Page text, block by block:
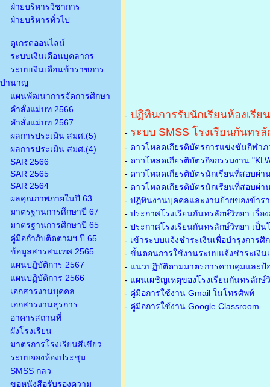
ฝ่ายบริหารวิชาการ
ฝ่ายบริหารทั่วไป
ดูเกรดออนไลน์
ระบบเงินเดือนบุคลากร
ระบบเงินเดือนข้าราชการ
บำนาญ
แผนพัฒนาการจัดการศึกษา
คำสั่งแม่บท 2566
คำสั่งแม่บท 2567
ผลการประเมิน สมศ.(5)
ผลการประเมิน สมศ.(4)
SAR 2566
SAR 2565
SAR 2564
ผลคุณภาพภายในปี 63
มาตรฐานการศึกษาปี 67
มาตรฐานการศึกษาปี 65
คู่มือกำกับติดตามฯ ปี 65
ข้อมูลสารสนเทศ 2565
แผนปฏิบัติการ 2567
แผนปฏิบัติการ 2566
เอกสารงานบุคคล
เอกสารงานธุรการ
อาคารสถานที่
ผังโรงเรียน
มาตรการโรงเรียนสีเขียว
ระบบจองห้องประชุม
SMSS กลว
ขอหนังสือรับรองความ
- ปฏิทินการรับนักเรียนห้องเรีย
- ระบบ SMSS โรงเรียนกันทร
- ดาวโหลดเกียรติบัตรการแข่งขันกีฬา
- ดาวโหลดเกียรติบัตรกิจกรรมงาน
- ดาวโหลดเกียรติบัตรนักเรียนที่สอบผ่
- ดาวโหลดเกียรติบัตรนักเรียนที่สอบผ่
- ปฏิทินงานบุคคลและงานย้ายของข้าร
- ประกาศโรงเรียนกันทรลักษ์วิทยา เรื่
- ประกาศโรงเรียนกันทรลักษ์วิทยา เป็
- เข้าระบบแจ้งชำระเงินเพื่อบำรุงการศึ
- ขั้นตอนการใช้งานระบบแจ้งชำระเงิน
- แนวปฏิบัติตามมาตรการควบคุมและป้
- แผนเผชิญเหตุของโรงเรียนกันทรลัก
- คู่มือการใช้งาน Gmail ในโทรศัพท์
- คู่มือการใช้งาน Google Classroom